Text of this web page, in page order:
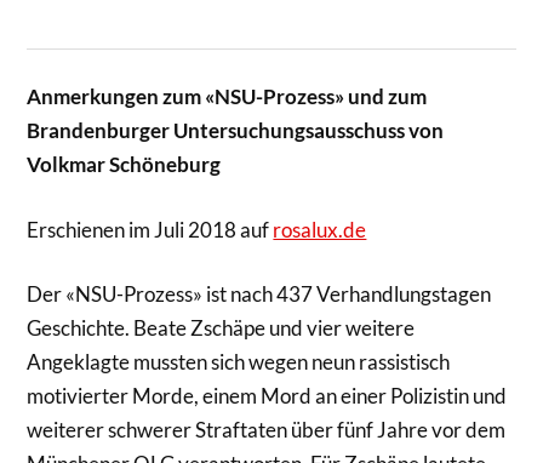
Anmerkungen zum «NSU-Prozess» und zum
Brandenburger Untersuchungsausschuss von
Volkmar Schöneburg
Erschienen im Juli 2018 aufrosalux.de
Der «NSU-Prozess» ist nach 437 Verhandlungstagen
Geschichte. Beate Zschäpe und vier weitere
Angeklagte mussten sich wegen neun rassistisch
motivierter Morde, einem Mord an einer Polizistin und
weiterer schwerer Straftaten über fünf Jahre vor dem